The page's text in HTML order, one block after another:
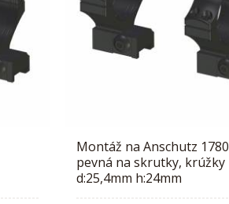
Montáž na Anschutz 1780
pevná na skrutky, krúžky
d:25,4mm h:24mm